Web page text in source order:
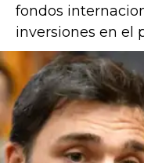
fondos
inversiones en el